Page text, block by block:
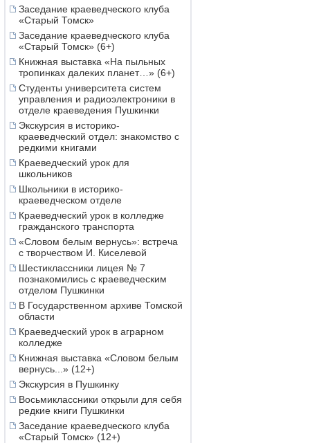
Заседание краеведческого клуба
«Старый Томск»
Заседание краеведческого клуба
«Старый Томск» (6+)
Книжная выставка «На пыльных
тропинках далеких планет…» (6+)
Студенты университета систем
управления и радиоэлектроники в
отделе краеведения Пушкинки
Экскурсия в историко-
краеведческий отдел: знакомство с
редкими книгами
Краеведческий урок для
школьников
Школьники в историко-
краеведческом отделе
Краеведческий урок в колледже
гражданского транспорта
«Словом белым вернусь»: встреча
с творчеством И. Киселевой
Шестиклассники лицея № 7
познакомились с краеведческим
отделом Пушкинки
В Государственном архиве Томской
области
Краеведческий урок в аграрном
колледже
Книжная выставка «Словом белым
вернусь...» (12+)
Экскурсия в Пушкинку
Восьмиклассники открыли для себя
редкие книги Пушкинки
Заседание краеведческого клуба
«Старый Томск» (12+)